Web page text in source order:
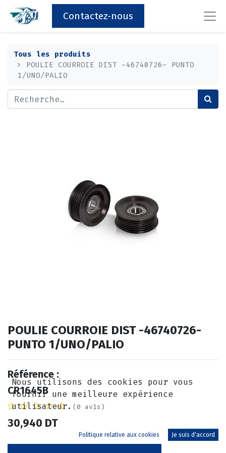
Contactez-nous
Tous les produits
POULIE COURROIE DIST -46740726- PUNTO
1/UNO/PALIO
POULIE COURROIE DIST -46740726-
PUNTO 1/UNO/PALIO
Référence :
CR1645B
(0 avis)
30,940 DT
Nous utilisons des cookies pour vous
fournir une meilleure expérience
utilisateur.
Politique relative aux cookies Je suis d'accord